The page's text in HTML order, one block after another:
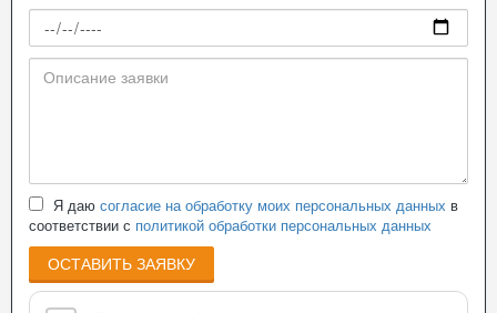
Я даю согласие на обработку моих персональных данных в
соответствии с политикой обработки персональных данных
ОСТАВИТЬ ЗАЯВКУ